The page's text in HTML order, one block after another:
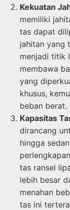
Kekuatan
memiliki
tas dapat
jahitan yang
menjadi titik
membawa
yang
khusus,
beban berat.
Kapasitas
dirancang
hingga
tas ransel
lebih besar
menahan
tas ini